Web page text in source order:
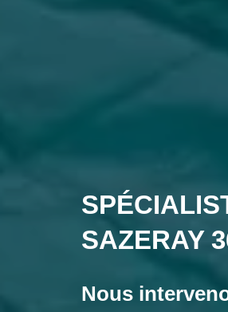
SAZERAY
Nous